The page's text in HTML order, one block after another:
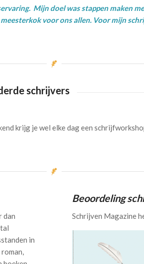
Mijn doel was stappen maken
voor ons allen. Voor mijn
schrijvers
krijg je wel elke dag een
dan
in
Beoordeling
Schrijven Magazine